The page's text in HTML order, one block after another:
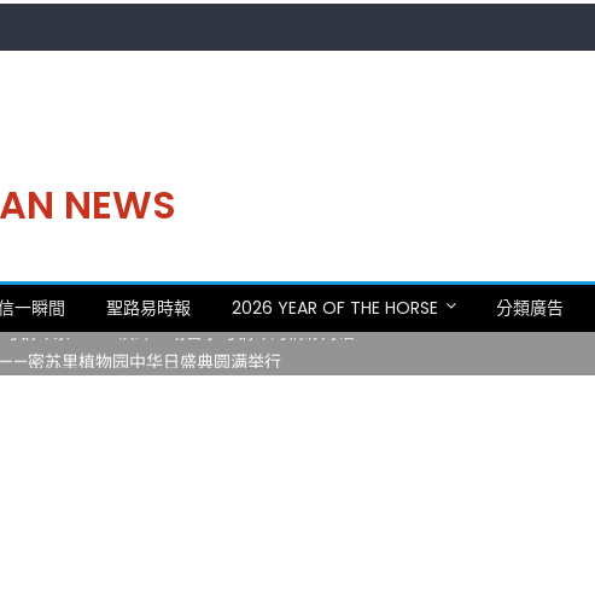
NEWS
一瞬間 聖路易時報 2026 YEAR OF THE HORSE 分類廣告
等你来赴约 —— 密苏里植物园“中华日三十周年特别报道（五）
钢琴家Darek演绎一场古筝与钢琴的精彩对话
密苏里植物园中华日盛典圆满举行